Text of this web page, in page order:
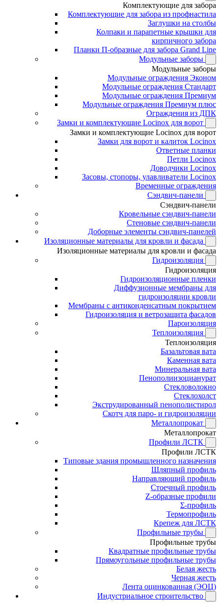
Комплектующие для забора
Комплектующие для забора из профнастила
Заглушки на столбы
Колпаки и парапетные крышки для
кирпичного забора
Планки П-образные для забора Grand Line
Модульные заборы
Модульные заборы
Модульные ограждения Эконом
Модульные ограждения Стандарт
Модульные ограждения Премиум
Модульные ограждения Премиум плюс
Ограждения из ДПК
Замки и комплектующие Locinox для ворот
Замки и комплектующие Locinox для ворот
Замки для ворот и калиток Locinox
Ответные планки
Петли Locinox
Доводчики Locinox
Засовы, стопоры, улавливатели Locinox
Временные ограждения
Сэндвич-панели
Сэндвич-панели
Кровельные сэндвич-панели
Стеновые сэндвич-панели
Доборные элементы сэндвич-панелей
Изоляционные материалы для кровли и фасада
Изоляционные материалы для кровли и фасада
Гидроизоляция
Гидроизоляция
Гидроизоляционные пленки
Диффузионные мембраны для
гидроизоляции кровли
Мембраны с антиконденсатным покрытием
Гидроизоляция и ветрозащита фасадов
Пароизоляция
Теплоизоляция
Теплоизоляция
Базальтовая вата
Каменная вата
Минеральная вата
Пенополиизоцианурат
Стекловолокно
Стеклохолст
Экструдированный пенополистирол
Скотч для паро- и гидроизоляции
Металлопрокат
Металлопрокат
Профили ЛСТК
Профили ЛСТК
Типовые здания промышленного назначения
Шляпный профиль
Направляющий профиль
Стоечный профиль
Z-образные профили
Σ-профиль
Термопрофиль
Крепеж для ЛСТК
Профильные трубы
Профильные трубы
Квадратные профильные трубы
Прямоугольные профильные трубы
Белая жесть
Черная жесть
Лента оцинкованная (ЭОЦ)
Индустриальное строительство